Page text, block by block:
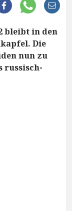
bleibt in den
Die
nun zu
russisch-